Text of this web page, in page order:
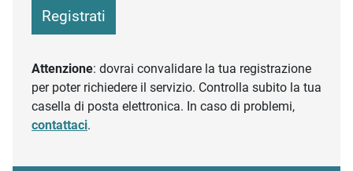
Registrati
Attenzione: dovrai convalidare la tua registrazione
per poter richiedere il servizio. Controlla subito la tua
casella di posta elettronica. In caso di problemi,
contattaci.